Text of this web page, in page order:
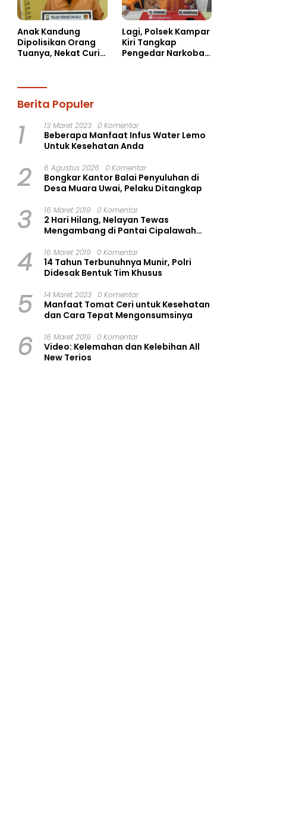
Anak Kandung
Dipolisikan Orang
Tuanya, Nekat Curi
Lagi, Polsek Kampar
Kiri Tangkap
Pengedar Narkoba
Berita Populer
1 13 Maret 2023 0 Komentar
Beberapa Manfaat Infus Water Lemo
Untuk Kesehatan Anda
2 6 Agustus 2026 0 Komentar
Bongkar Kantor Balai Penyuluhan di
Desa Muara Uwai, Pelaku Ditangkap
3 16 Maret 2019 0 Komentar
2 Hari Hilang, Nelayan Tewas
Mengambang di Pantai Cipalawah
4 16 Maret 2019 0 Komentar
14 Tahun Terbunuhnya Munir, Polri
Didesak Bentuk Tim Khusus
5 14 Maret 2023 0 Komentar
Manfaat Tomat Ceri untuk Kesehatan
dan Cara Tepat Mengonsumsinya
6 16 Maret 2019 0 Komentar
Video: Kelemahan dan Kelebihan All
New Terios